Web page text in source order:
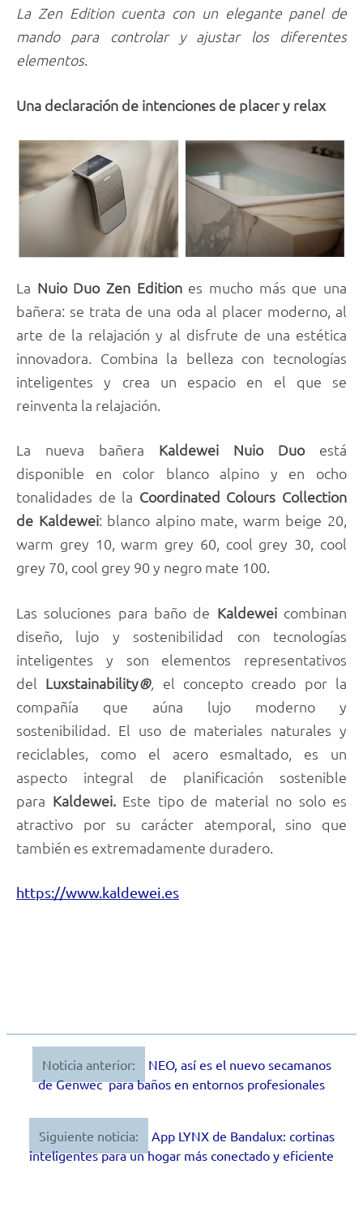
La Zen Edition cuenta con un elegante panel de
mando para controlar y ajustar los diferentes
elementos.
Una declaración de intenciones de placer y relax
La Nuio Duo Zen Editiones mucho más que una
bañera: se trata de una oda al placer moderno, al
arte de la relajación y al disfrute de una estética
innovadora. Combina la belleza con tecnologías
inteligentes y crea un espacio en el que se
reinventa la relajación.
La nueva bañera Kaldewei Nuio Duoestá
disponible en color blanco alpino y en ocho
tonalidades de la Coordinated Colours Collection
de Kaldewei: blanco alpino mate, warm beige 20,
warm grey 10, warm grey 60, cool grey 30, cool
grey 70, cool grey 90 y negro mate 100.
Las soluciones para baño de Kaldewei combinan
diseño, lujo y sostenibilidad con tecnologías
inteligentes y son elementos representativos
del Luxstainability®, el concepto creado por la
compañía que aúna lujo moderno y
sostenibilidad. El uso de materiales naturales y
reciclables, como el acero esmaltado, es un
aspecto integral de planificación sostenible
para Kaldewei. Este tipo de material no solo es
atractivo por su carácter atemporal, sino que
también es extremadamente duradero.
https://www.kaldewei.es
Navegación
entradas
Noticia anterior:
NEO, así es el nuevo secamanos
de Genwec para baños en entornos profesionales
Siguiente noticia:
App LYNX de Bandalux: cortinas
inteligentes para un hogar más conectado y eficiente